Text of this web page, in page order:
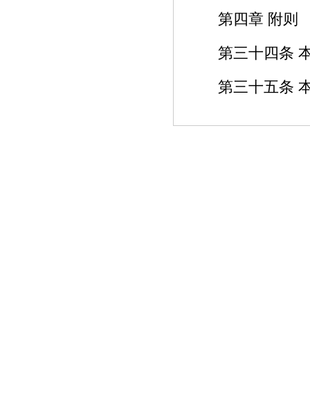
第四章 附则
第三十四条
第三十五条